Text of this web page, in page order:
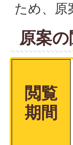
ため、原
原案
閲覧
期間